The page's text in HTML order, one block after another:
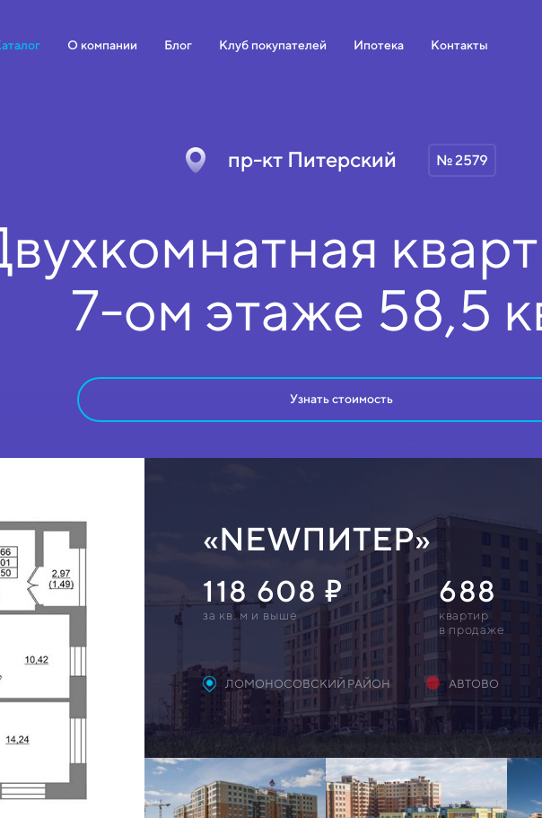
О компании Блог Клуб покупателей Ипотека Контакты
пр-кт Питерский № 2579
7-ом этаже 58,5
Узнать стоимость
«NEWПИТЕР»
118 608
за кв. м и выше
688
квартир
в продаже
ЛОМОНОСОВСКИЙ РАЙОН АВТОВО